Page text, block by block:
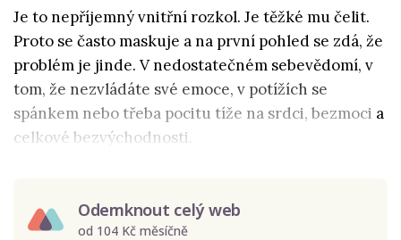
Je to nepříjemný vnitřní rozkol. Je těžké mu čelit.
Proto se často maskuje a na první pohled se zdá, že
problém je jinde. V nedostatečném sebevědomí, v
tom, že nezvládáte své emoce, v potížích se
spánkem nebo třeba pocitu tíže na srdci, bezmoci a
celkové bezvýchodnosti.
Odemknout celý web
od 104 Kč měsíčně